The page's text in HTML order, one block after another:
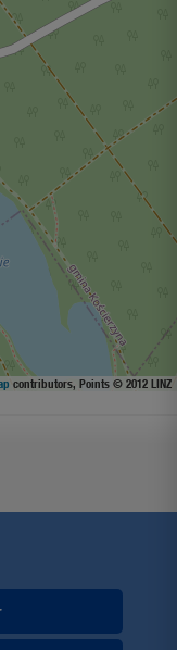
contributors, Points © 2012 LINZ